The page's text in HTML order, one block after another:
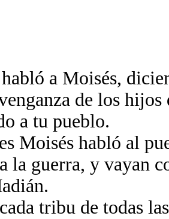
a Moisés,
de los
a tu pueblo.
Moisés habló al
la guerra, y vayan
tribu de todas